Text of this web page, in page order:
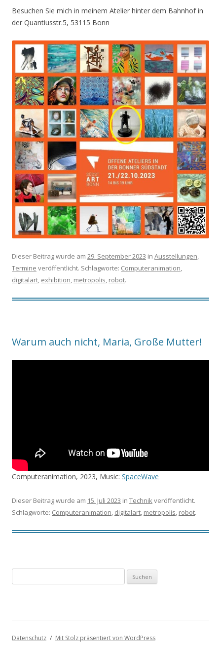
Besuchen Sie mich in meinem Atelier hinter dem Bahnhof in
der Quantiusstr.5, 53115 Bonn
Dieser Beitrag wurde am 29. September 2023 in Ausstellungen,
Termine veröffentlicht. Schlagworte: Computeranimation,
digitalart, exhibition, metropolis, robot.
Warum auch nicht, Maria, Große Mutter!
Computeranimation, 2023, Music: SpaceWave
Dieser Beitrag wurde am 15. Juli 2023 in Technikveröffentlicht.
Schlagworte: Computeranimation, digitalart, metropolis, robot.
nach:
Datenschutz Mit Stolz präsentiert von WordPress